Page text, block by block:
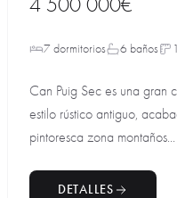
7 dormitorios 6 baños
Can Puig Sec es una gran
estilo rústico antiguo,
pintoresca zona montaños...
DETALLES